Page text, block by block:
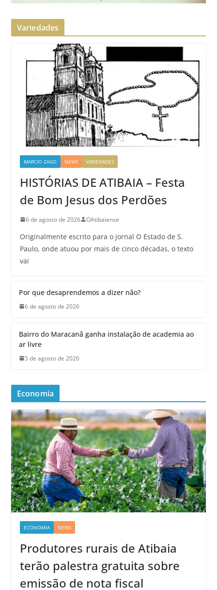
Variedades
MARCIO ZAGO NEWS VARIEDADES
HISTÓRIAS DE ATIBAIA – Festa
de Bom Jesus dos Perdões
6 de agosto de 2026 OAtibaiense
Originalmente escrito para o jornal O Estado de S.
Paulo, onde atuou por mais de cinco décadas, o texto
vai
Por que desaprendemos a dizer não?
6 de agosto de 2026
Bairro do Maracanã ganha instalação de academia ao
ar livre
5 de agosto de 2026
Economia
ECONOMIA NEWS
Produtores rurais de Atibaia
terão palestra gratuita sobre
emissão de nota fiscal